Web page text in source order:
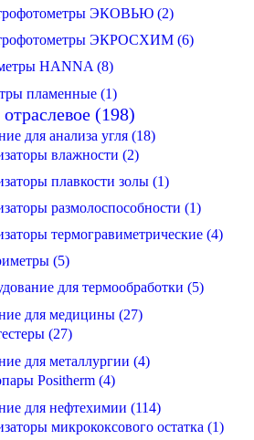
ЭКОВЬЮ (2)
ЭКРОСХИМ (6)
HANNA (8)
пламенные (1)
(198)
для анализа угля (18)
влажности (2)
плавкости золы (1)
размолоспособности (1)
термогравиметрические (4)
(5)
для термообработки (5)
для медицины (27)
(27)
для металлургии (4)
Positherm (4)
для нефтехимии (114)
микрококсового остатка (1)